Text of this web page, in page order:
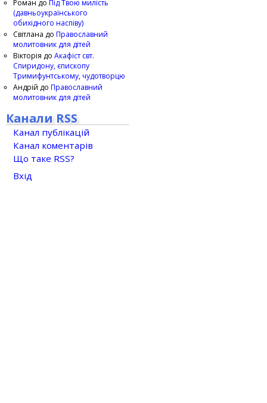
Роман до Під Твою милість
(давньоукраїнського
обихідного наспіву)
Світлана до Православний
молитовник для дітей
Вікторія до Акафіст свт.
Спиридону, єпископу
Тримифунтському, чудотворцю
Андрій до Православний
молитовник для дітей
Канали RSS
Канал публікацій
Канал коментарів
Що таке RSS?
Вхід